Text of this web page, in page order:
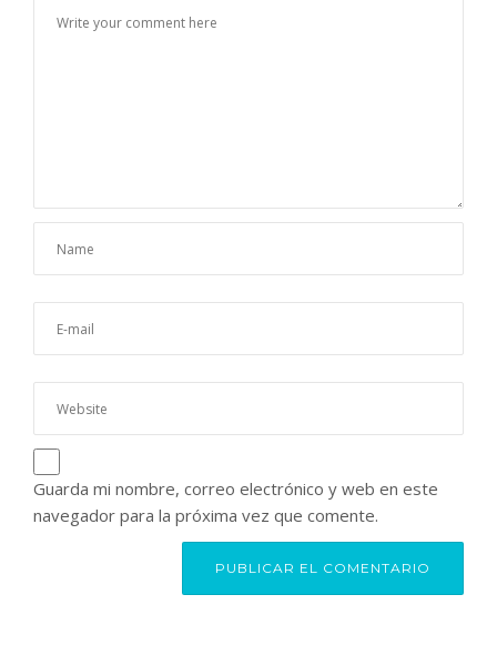
Guarda mi nombre, correo electrónico y web en este
navegador para la próxima vez que comente.